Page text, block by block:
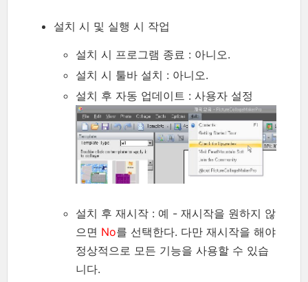
설치 시 및 실행 시 작업
설치 시 프로그램 종료 : 아니오.
설치 시 툴바 설치 : 아니오.
설치 후 자동 업데이트 : 사용자 설정
설치 후 재시작 : 예 - 재시작을 원하지 않
으면 No를 선택한다. 다만 재시작을 해야
정상적으로 모든 기능을 사용할 수 있습
니다.